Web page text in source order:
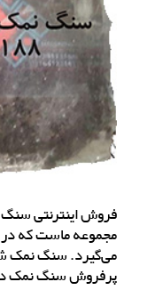
فروش اینترنتی سنگ
مجموعه ماست که در
می‌گیرد. سنگ نمک
پرفروش سنگ نمک